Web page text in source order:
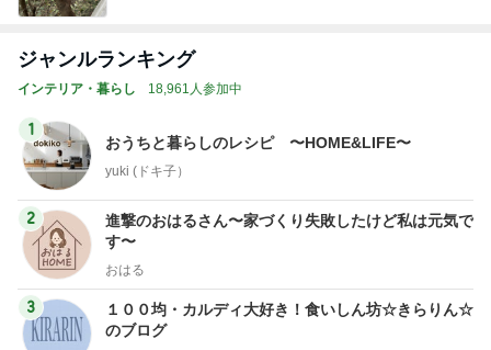
ジャンルランキング
インテリア・暮らし 18,961人参加中
1
おうちと暮らしのレシピ 〜HOME&LIFE〜
yuki (ドキ子）
2
進撃のおはるさん〜家づくり失敗したけど私は元気で
す〜
おはる
3
１００均・カルディ大好き！食いしん坊☆きらりん☆
のブログ